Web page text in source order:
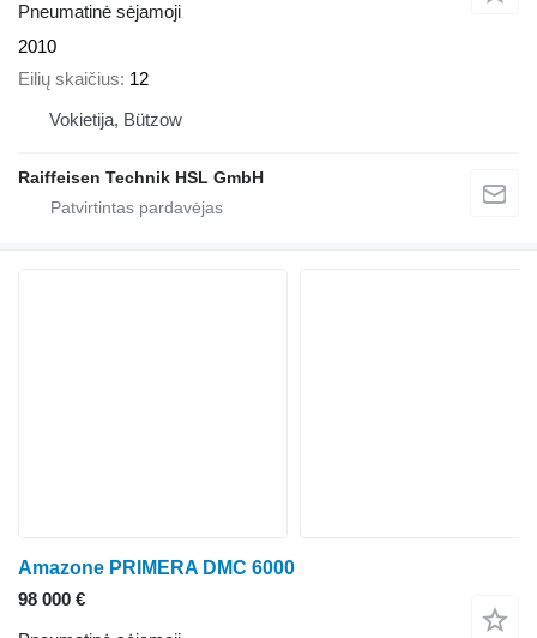
Pneumatinė sėjamoji
2010
Eilių skaičius 12
Vokietija, Bützow
Raiffeisen Technik HSL GmbH
Amazone PRIMERA DMC 6000
98 000 €